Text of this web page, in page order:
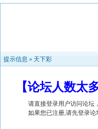
提示信息 » 天下彩
【论坛人数太
请直接登录用户访问论坛
如果您已注册,请先登录